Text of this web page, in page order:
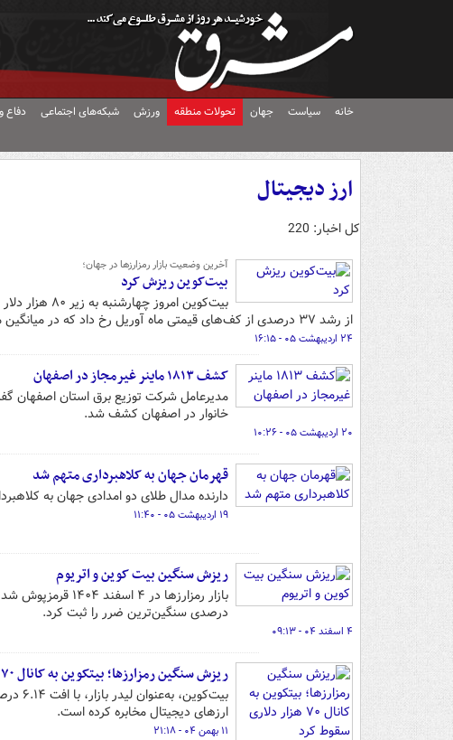
خانه سیاست جهان تحولات منطقه ورزش شبکه‌های اجتماعی دفاع
ارز دیجیتال
کل اخبار: 220
آخرین وضعیت بازار رمزارزها در جهان؛
بیت‌کوین ریزش کرد
از رشد ۳۷ درصدی از کف‌های قیمتی ماه آوریل رخ داد که در میانگین متحرک ۲۰۰ روزه متوقف شد.
۲۴ اردیبهشت ۰۵ - ۱۶:۱۵
کشف ۱۸۱۳ ماینر غیرمجاز در اصفهان
خانوار در اصفهان کشف شد.
۲۰ اردیبهشت ۰۵ - ۱۰:۲۶
قهرمان جهان به کلاهبرداری متهم شد
دارنده مدال طلای دو امدادی جهان به
۱۹ اردیبهشت ۰۵ - ۱۱:۴۰
ریزش سنگین بیت کوین و اتریوم
درصدی سنگین‌ترین ضرر را ثبت کرد.
۴ اسفند ۰۴ - ۰۹:۱۳
ریزش سنگین رمزارزها؛ بیتکوین به کانال ۷۰ هزار دلاری سقوط کرد
ارزهای دیجیتال مخابره کرده است.
۱۱ بهمن ۰۴ - ۲۱:۱۸